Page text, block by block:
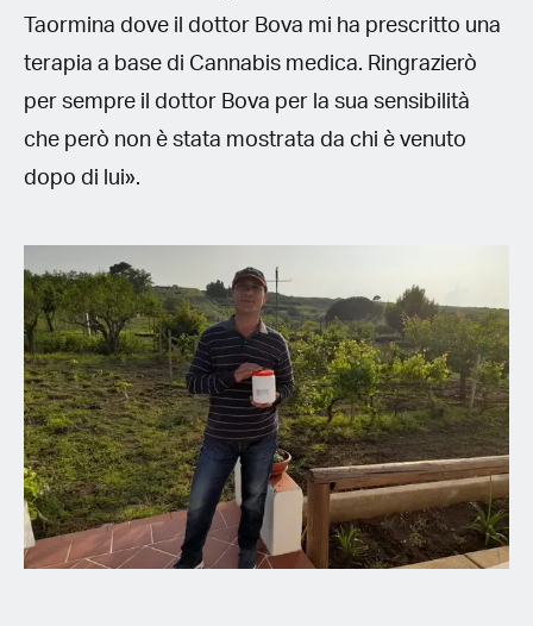
Taormina dove il dottor Bova mi ha prescritto una
terapia a base di Cannabis medica. Ringrazierò
per sempre il dottor Bova per la sua sensibilità
che però non è stata mostrata da chi è venuto
dopo di lui».